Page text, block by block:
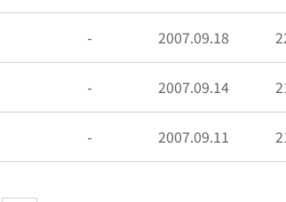
- 2007.09.18
- 2007.09.14
- 2007.09.11